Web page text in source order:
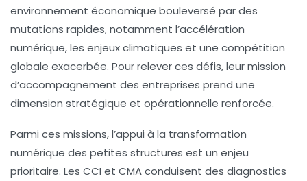
environnement économique bouleversé par des
mutations rapides, notamment l’accélération
numérique, les enjeux climatiques et une compétition
globale exacerbée. Pour relever ces défis, leur mission
d’accompagnement des entreprises prend une
dimension stratégique et opérationnelle renforcée.
Parmi ces missions, l’appui à la transformation
numérique des petites structures est un enjeu
prioritaire. Les CCI et CMA conduisent des diagnostics